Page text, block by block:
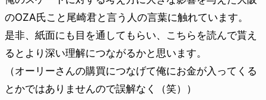
のOZA氏こと尾崎君と言う人の言葉に触れています。
是非、紙面にも目を通してもらい、こちらを読んで貰え
るとより深い理解につながるかと思います。
（オーリーさんの購買につなげて俺にお金が入ってくる
とかではありませんので誤解なく（笑））